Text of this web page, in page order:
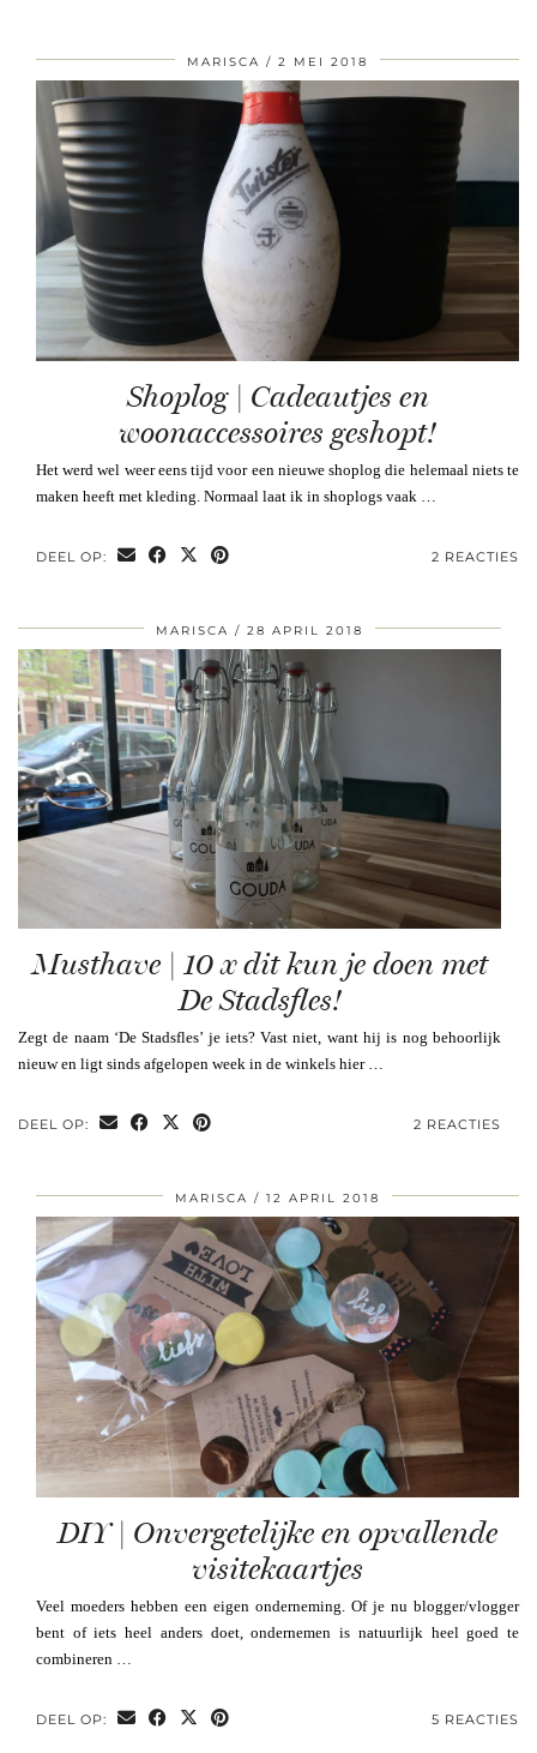
MARISCA 2 MEI 2018
Shoplog | Cadeautjes en
woonaccessoires geshopt!
Het werd wel weer eens tijd voor een nieuwe shoplog die helemaal niets te
maken heeft met kleding. Normaal laat ik in shoplogs vaak …
DEEL OP: 2 REACTIES
MARISCA 28 APRIL 2018
Musthave | 10 x dit kun je doen met
De Stadsfles!
Zegt de naam ‘De Stadsfles’ je iets? Vast niet, want hij is nog behoorlijk
nieuw en ligt sinds afgelopen week in de winkels hier …
DEEL OP: 2 REACTIES
MARISCA 12 APRIL 2018
DIY | Onvergetelijke en opvallende
visitekaartjes
Veel moeders hebben een eigen onderneming. Of je nu blogger/vlogger
bent of iets heel anders doet, ondernemen is natuurlijk heel goed te
combineren …
DEEL OP: 5 REACTIES